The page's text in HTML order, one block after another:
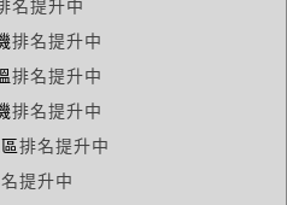
名提升中
排名提升中
排名提升中
排名提升中
排名提升中
提升中